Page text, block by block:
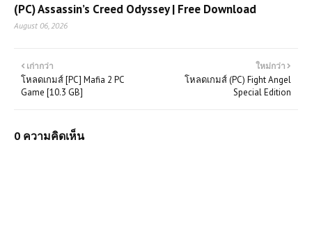
(PC) Assassin’s Creed Odyssey | Free Download
August 06, 2026
ใหม่กว่า
โหลดเกมส์ (PC) Fight Angel
Special Edition
เก่ากว่า
โหลดเกมส์ [PC] Mafia 2 PC
Game [10.3 GB]
0 ความคิดเห็น